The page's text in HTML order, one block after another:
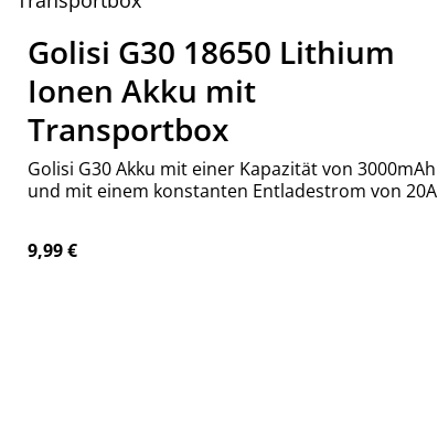
Golisi G30 18650 Lithium
Ionen Akku mit
Transportbox
Golisi G30 Akku mit einer Kapazität von 3000mAh
und mit einem konstanten Entladestrom von 20A
Regulärer Preis:
9,99 €